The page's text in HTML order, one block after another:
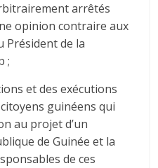
arrêtés
opinion contraire aux
Président de la
;
et des exécutions
guinéens qui
au projet d’un
de Guinée et la
de ces